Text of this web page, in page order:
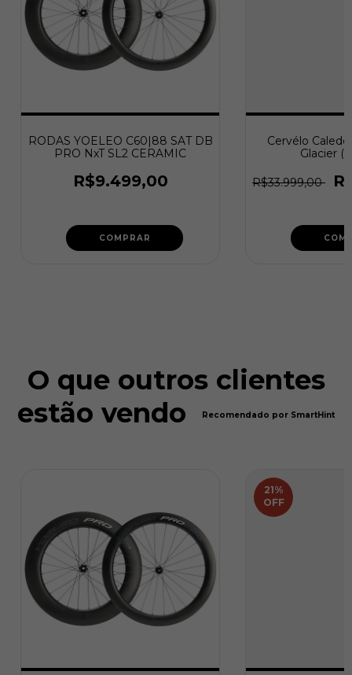
RODAS YOELEO C60|88 SAT DB
PRO NxT SL2 CERAMIC
R$9.499,00
COMPRAR
Cervélo
Glacier
R$33.999,00
O que outros clientes
estão vendo
Recomendado por SmartHint
21%
OFF